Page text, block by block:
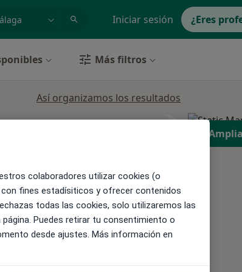
Iniciar sesión ¿Eres
Más filtros
Así organizamos los resultados
colaboradores utilizar cookies (o
fines estadísiticos y ofrecer contenidos
todas las cookies, solo utilizaremos las
Puedes retirar tu consentimiento o
desde ajustes. Más información en